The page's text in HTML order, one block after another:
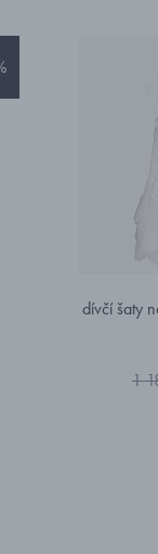
dívčí šaty
1